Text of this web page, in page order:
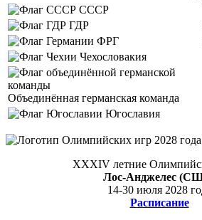
СССР
ГДР
ФРГ
Чехословакия
Объединённая германская команда
Югославия
XXXIV летние
Лос-Анджелес
14-30 июля 2028
Расписание